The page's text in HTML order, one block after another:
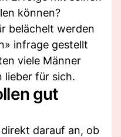
können?
belächelt werden
infrage gestellt
viele Männer
lieber für sich.
gut
darauf an, ob